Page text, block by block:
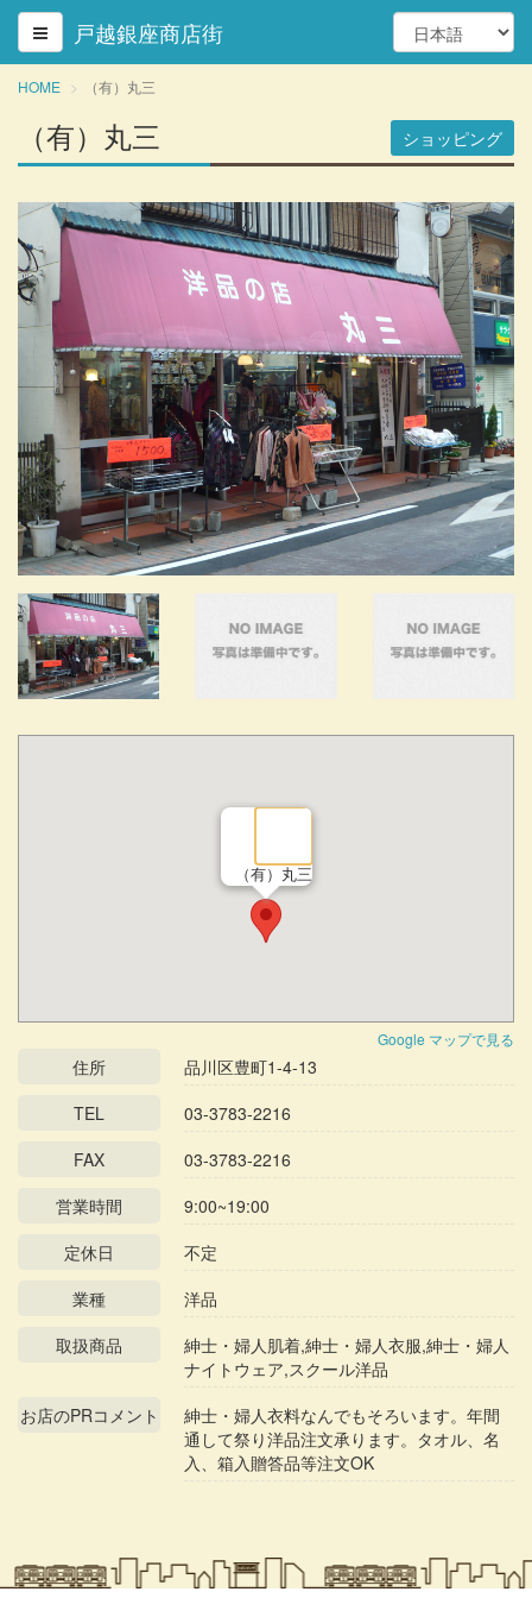
戸越銀座商店街
HOME （有）丸三
ショッピング
（有）丸三
（有）丸三
Google マップで見る
住所
品川区豊町1-4-13
TEL
03-3783-2216
FAX
03-3783-2216
営業時間
9:00~19:00
定休日
不定
業種
洋品
取扱商品
紳士・婦人肌着,紳士・婦人衣服,紳士・婦人
ナイトウェア,スクール洋品
お店のPRコメント
紳士・婦人衣料なんでもそろいます。年間
通して祭り洋品注文承ります。タオル、名
入、箱入贈答品等注文OK